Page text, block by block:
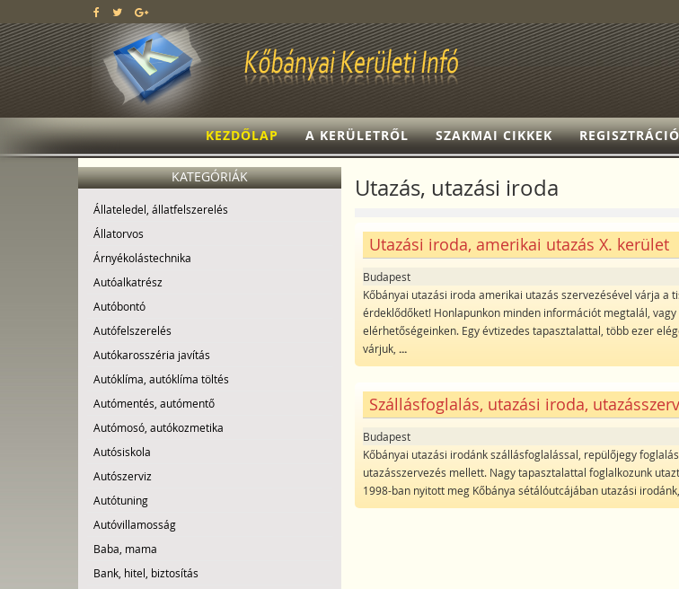
KEZDŐLAP A KERÜLETRŐL SZAKMAI CIKKEK REGISZTRÁCIÓ
KATEGÓRIÁK
Állateledel, állatfelszerelés
Állatorvos
Árnyékolástechnika
Autóalkatrész
Autóbontó
Autófelszerelés
Autókarosszéria javítás
Autóklíma, autóklíma töltés
Autómentés, autómentő
Autómosó, autókozmetika
Autósiskola
Autószerviz
Autótuning
Autóvillamosság
Baba, mama
Bank, hitel, biztosítás
Utazás, utazási iroda
Utazási iroda, amerikai utazás X. kerület
Budapest
Kőbányai utazási iroda amerikai utazás szervezésével várja a
érdeklődőket! Honlapunkon minden információt megtalál,
elérhetőségeinken. Egy évtizedes tapasztalattal, több ezer
várjuk, ...
Szállásfoglalás, utazási iroda,
Budapest
Kőbányai utazási irodánk szállásfoglalással, repülőjegy
utazásszervezés mellett. Nagy tapasztalattal foglalkozunk
1998-ban nyitott meg Kőbánya sétálóutcájában utazási